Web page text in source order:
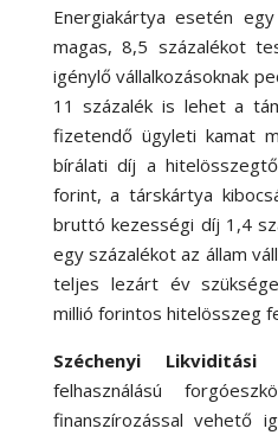
Energiakártya esetén
magas, 8,5 százalékot
igénylő vállalkozásoknak
11 százalék is lehet a
fizetendő ügyleti kamat
bírálati díj a
forint, a társkártya
bruttó kezességi díj 1,4
egy százalékot az állam
teljes lezárt év
millió forintos hitelösszeg
Széchenyi
felhasználású
finanszírozással vehető